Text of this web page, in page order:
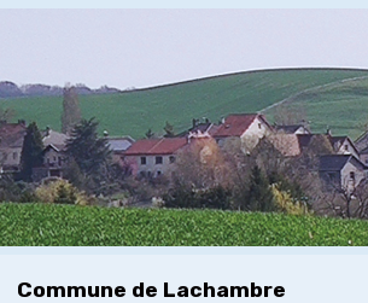
Commune de Lachambre